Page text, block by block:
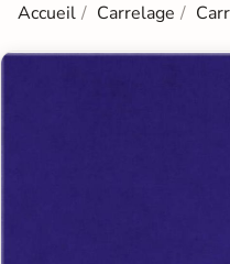
Accueil Carrelage